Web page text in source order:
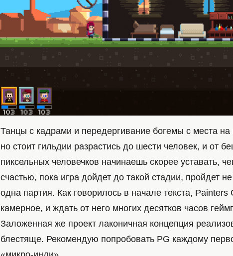
Танцы с кадрами и передергивание богемы с места на
но стоит гильдии разрастись до шести человек, и от
пиксельных человечков начинаешь скорее уставать,
счастью, пока игра дойдет до такой стадии, пройдет
одна партия. Как говорилось в начале текста, Painters
камерное, и ждать от него многих десятков часов
Заложенная же проект лаконичная концепция
блестяще. Рекомендую попробовать PG каждому